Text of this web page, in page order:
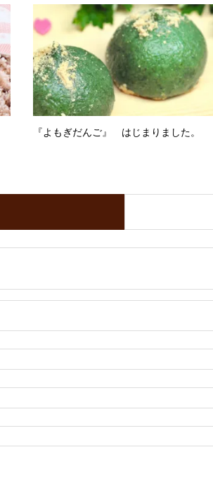
『よもぎだんご』 はじまりました。